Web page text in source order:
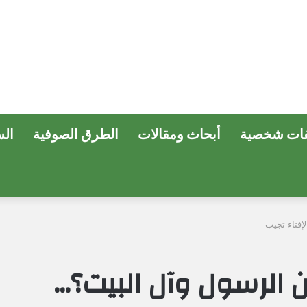
شخصية أبحاث ومقالات الطرق الصوفية
تجيب
وآل البيت؟…